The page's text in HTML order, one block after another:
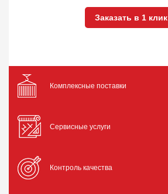
Заказать в 1 клик
Комплексные поставки
Сервисные услуги
Контроль качества